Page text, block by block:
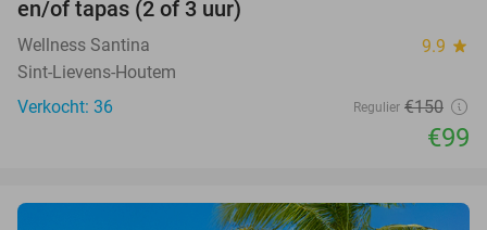
en/of tapas (2 of 3 uur)
Wellness Santina 9.9 star
Sint-Lievens-Houtem
Verkocht: 36
Regulier €150
€99